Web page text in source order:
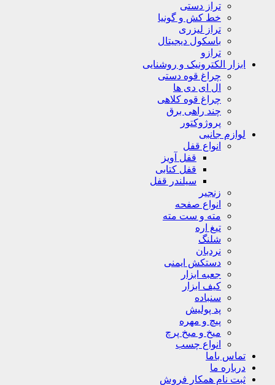
تراز دستی
خط کش و گونیا
تراز لیزری
باسکول دیجیتال
ترازو
ابزار الکترونیک و روشنایی
چراغ قوه دستی
ال ای دی ها
چراغ قوه کلاهی
چند راهی برق
پروژوکتور
لوازم جانبی
انواع قفل
قفل آویز
قفل کتابی
سیلندر قفل
زنجیر
انواع صفحه
مته و ست مته
تیغ اره
شلنگ
نردبان
دستکش ایمنی
جعبه ابزار
کیف ابزار
سنباده
پد پولیش
پیچ و مهره
میخ و میخ پرچ
انواع چسب
تماس باما
درباره ما
ثبت نام همکار فروش